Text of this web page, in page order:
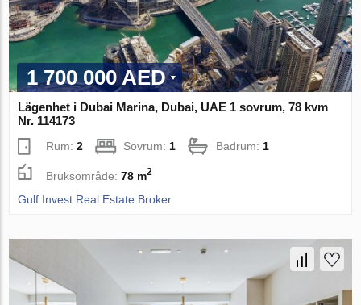
1 700 000 AED
Lägenhet i Dubai Marina, Dubai, UAE 1 sovrum, 78 kvm
Nr. 114173
Rum:2 Sovrum: 1 Badrum: 1
Bruksområde:78 m2
Gulf Invest Real Estate Broker